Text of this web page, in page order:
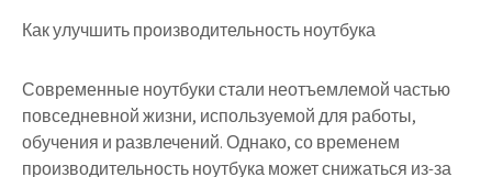
Как улучшить производительность ноутбука
Современные ноутбуки стали неотъемлемой частью
повседневной жизни, используемой для работы,
обучения и развлечений. Однако, со временем
производительность ноутбука может снижаться из-за